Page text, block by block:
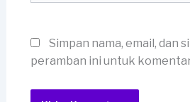
Simpan nama, email, dan
peramban ini untuk